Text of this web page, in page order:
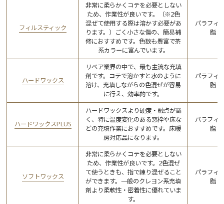
フィルスティック
非常に柔らかくコテを必要としない
ため、作業性が良いです。（※2色
混ぜて使用する際は溶かす必要があ
ります。）ごく小さな傷の、簡易補
修におすすめです。色数も豊富で茶
系カラーに富んでいます。
パラフィ
脂
ハードワックス
リペア業界の中で、最も主流な充填
剤です。コテで溶かすと水のように
溶け、充填しながらの色混ぜが容易
に行え、効率的です。
パラフィ
脂
ハードワックスPLUS
ハードワックスより硬度・融点が高
く、特に温度変化のある窓枠や床な
どの充填作業におすすめです。床暖
房対応品になります。
パラフィ
脂
ソフトワックス
非常に柔らかくコテを必要としない
ため、作業性が良いです。2色混ぜ
て使うときも、指で練り混ぜること
ができます。一般のクレヨン系充填
剤より柔軟性・密着性に優れていま
す。
パラフィ
脂